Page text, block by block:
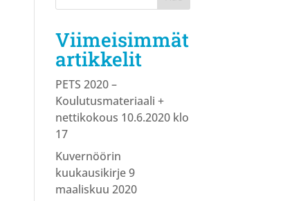
Viimeisimmät
artikkelit
PETS 2020 –
Koulutusmateriaali +
nettikokous 10.6.2020 klo
17
Kuvernöörin
kuukausikirje 9
maaliskuu 2020